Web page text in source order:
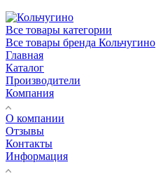
Все товары категории
Все товары бренда Кольчугино
Главная
Каталог
Производители
Компания
О компании
Отзывы
Контакты
Информация